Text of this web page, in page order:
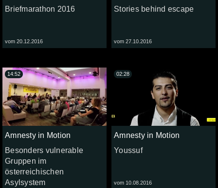
Briefmarathon 2016
vom 20.12.2016
Stories behind escape
vom 27.10.2016
Amnesty in Motion
Besonders vulnerable
Gruppen im
österreichischen
Asylsystem
14:52
Amnesty in Motion
Youssuf
vom 10.08.2016
02:28